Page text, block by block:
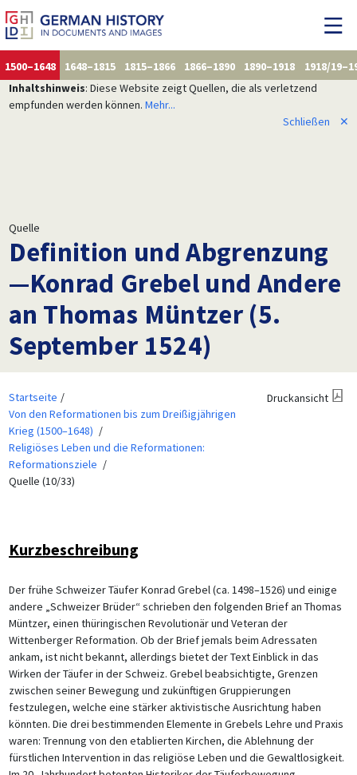
1500–1648 1648–1815 1815–1866 1866–1890 1890–1918
1918/
Inhaltshinweis: Diese Website zeigt Quellen, die als verletzend
empfunden werden können. Mehr...
Schließen
✕
Quelle
Definition und Abgrenzung
—Konrad Grebel und Andere
an Thomas Müntzer (5.
September 1524)
Startseite
Von den Reformationen bis zum Dreißigjährigen
Krieg (1500–1648)
Religiöses Leben und die Reformationen:
Reformationsziele
Quelle (10/33)
Druckansicht
Kurzbeschreibung
Der frühe Schweizer Täufer Konrad Grebel (ca. 1498–1526) und einige
andere „Schweizer Brüder“ schrieben den folgenden Brief an Thomas
Müntzer, einen thüringischen Revolutionär und Veteran der
Wittenberger Reformation. Ob der Brief jemals beim Adressaten
ankam, ist nicht bekannt, allerdings bietet der Text Einblick in das
Wirken der Täufer in der Schweiz. Grebel beabsichtigte, Grenzen
zwischen seiner Bewegung und zukünftigen Gruppierungen
festzulegen, welche eine stärker aktivistische Ausrichtung haben
könnten. Die drei bestimmenden Elemente in Grebels Lehre und Praxis
waren: Trennung von den etablierten Kirchen, die Ablehnung der
fürstlichen Intervention in das religiöse Leben und die Gewaltlosigkeit.